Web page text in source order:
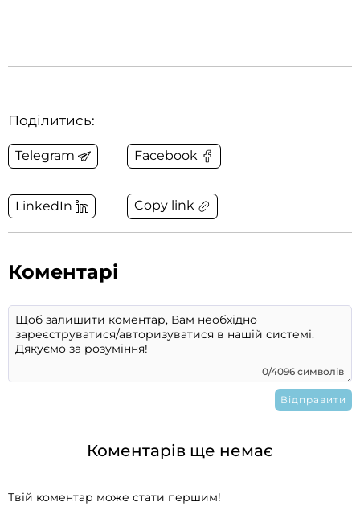
Поділитись:
Telegram Facebook
LinkedIn Copy link
Коментарі
0/4096 символів
Коментарів ще немає
Твій коментар може стати першим!